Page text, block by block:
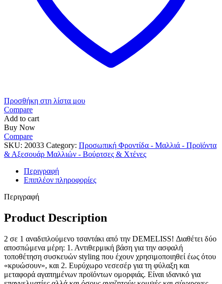
Προσθήκη στη λίστα μου
Compare
Add to cart
Buy Now
Compare
SKU: 20033 Category: Προσωπική Φροντίδα - Μαλλιά - Προϊόντα
& Αξεσουάρ Μαλλιών - Βούρτσες & Χτένες
Περιγραφή
Επιπλέον πληροφορίες
Περιγραφή
Product Description
2 σε 1 αναδιπλούμενο τσαντάκι από την DEMELISS! Διαθέτει δύο
αποσπώμενα μέρη: 1. Αντιθερμική βάση για την ασφαλή
τοποθέτηση συσκευών styling που έχουν χρησιμοποιηθεί έως ότου
«κρυώσουν», και 2. Ευρύχωρο νεσεσέρ για τη φύλαξη και
μεταφορά αγαπημένων προϊόντων ομορφιάς. Είναι ιδανικό για